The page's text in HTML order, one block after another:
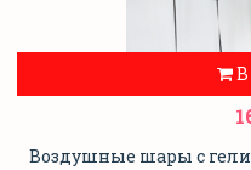
В
Воздушные шары с